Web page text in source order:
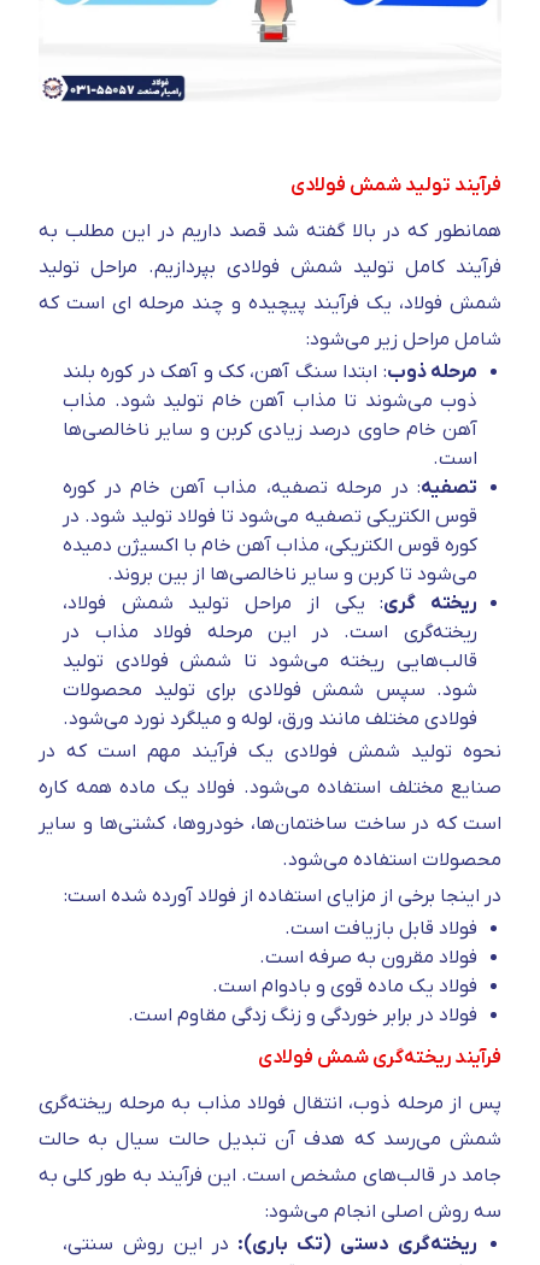
فرآیند تولید شمش فولادی
همانطور که در بالا گفته شد قصد داریم در این مطلب به
فرآیند کامل تولید شمش فولادی بپردازیم. مراحل تولید
شمش فولاد، یک فرآیند پیچیده و چند مرحله ای است که
شامل مراحل زیر می‌شود:
مرحله ذوب: ابتدا سنگ آهن، کک و آهک در کوره بلند
ذوب می‌شوند تا مذاب آهن خام تولید شود. مذاب
آهن خام حاوی درصد زیادی کربن و سایر ناخالصی‌ها
است.
تصفیه: در مرحله تصفیه، مذاب آهن خام در کوره
قوس الکتریکی تصفیه می‌شود تا فولاد تولید شود. در
کوره قوس الکتریکی، مذاب آهن خام با اکسیژن دمیده
می‌شود تا کربن و سایر ناخالصی‌ها از بین بروند.
ریخته گری: یکی از مراحل تولید شمش فولاد،
ریخته‌گری است. در این مرحله فولاد مذاب در
قالب‌هایی ریخته می‌شود تا شمش فولادی تولید
شود. سپس شمش فولادی برای تولید محصولات
فولادی مختلف مانند ورق، لوله و میلگرد نورد می‌شود.
نحوه تولید شمش فولادی یک فرآیند مهم است که در
صنایع مختلف استفاده می‌شود. فولاد یک ماده همه کاره
است که در ساخت ساختمان‌ها، خودروها، کشتی‌ها و سایر
محصولات استفاده می‌شود.
در اینجا برخی از مزایای استفاده از فولاد آورده شده است:
فولاد قابل بازیافت است.
فولاد مقرون به صرفه است.
فولاد یک ماده قوی و بادوام است.
فولاد در برابر خوردگی و زنگ زدگی مقاوم است.
فرآیند ریخته‌گری شمش فولادی
پس از مرحله ذوب، انتقال فولاد مذاب به مرحله ریخته‌گری
شمش می‌رسد که هدف آن تبدیل حالت سیال به حالت
جامد در قالب‌های مشخص است. این فرآیند به طور کلی به
سه روش اصلی انجام می‌شود:
ریخته‌گری دستی (تک باری): در این روش سنتی،